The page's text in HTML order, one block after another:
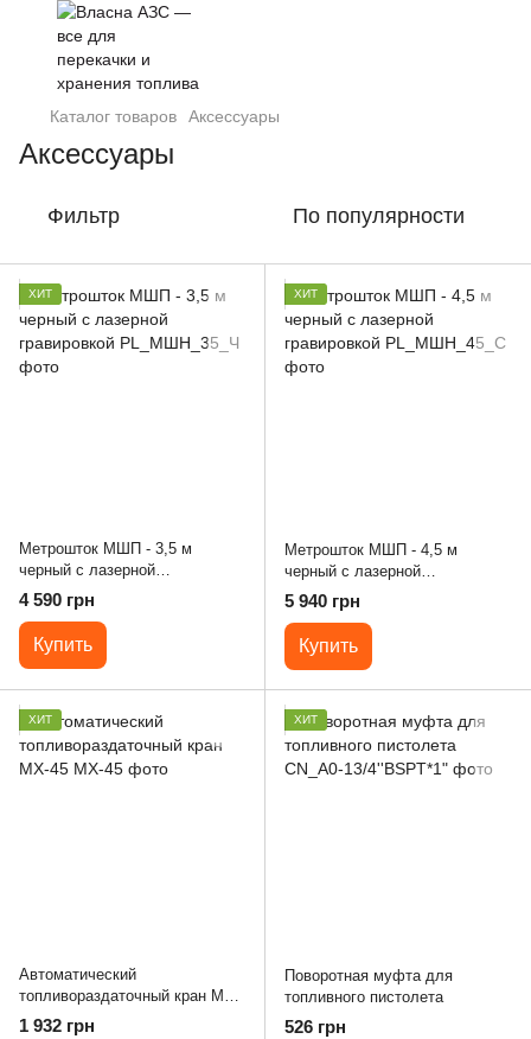
Каталог товаров Аксессуары
Аксессуары
Фильтр По популярности
ХИТ
Метрошток МШП - 3,5 м
черный с лазерной
гравировкой
4 590 грн
Купить
ХИТ
Метрошток МШП - 4,5 м
черный с лазерной
гравировкой
5 940 грн
Купить
ХИТ
Автоматический
топливораздаточный кран MX-
45
1 932 грн
ХИТ
Поворотная муфта для
топливного пистолета
526 грн